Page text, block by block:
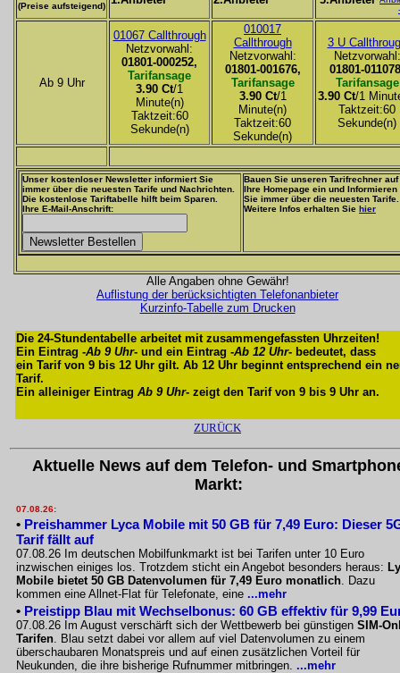
(Preise aufsteigend)
Ab 9 Uhr
01067 Callthrough
Netzvorwahl:
01801-000252,
Tarifansage
3.90 Ct/1
Minute(n)
Taktzeit:60
Sekunde(n)
010017
Callthrough
Netzvorwahl:
01801-001676,
Tarifansage
3.90 Ct/1
Minute(n)
Taktzeit:60
Sekunde(n)
3 U
Netzvorwahl:
01801-
Tarifansage
3.90 Ct/1
Taktzeit:60
Sekunde(n)
Unser kostenloser Newsletter informiert Sie
immer über die neuesten Tarife und Nachrichten.
Die kostenlose Tariftabelle hilft beim Sparen.
Ihre E-Mail-Anschrift:
Bauen Sie unseren Tarifrechner auf
Ihre Homepage ein und Informieren
Sie immer über die neuesten Tarife.
Weitere Infos erhalten Sie hier
Alle Angaben ohne Gewähr!
Auflistung der berücksichtigten Telefonanbieter
Kurzinfo-Tabelle zum Drucken
Die 24-Stundentabelle arbeitet mit zusammengefassten Uhrzeiten!
Ein Eintrag -Ab 9 Uhr- und ein Eintrag -Ab 12 Uhr- bedeutet, dass
ein Tarif von 9 bis 12 Uhr gilt. Ab 12 Uhr beginnt entsprechend ein
Tarif.
Ein alleiniger Eintrag Ab 9 Uhr- zeigt den Tarif von 9 bis 9 Uhr an.
ZURÜCK
Aktuelle News auf dem Telefon- und
Markt:
07.08.26:
• Preishammer Lyca Mobile mit 50 GB für 7,49 Euro: Dieser
Tarif fällt auf
07.08.26 Im deutschen Mobilfunkmarkt ist bei Tarifen unter 10 Euro
inzwischen einiges los. Trotzdem sticht ein Angebot besonders heraus:
Mobile bietet 50 GB Datenvolumen für 7,49 Euro monatlich. Dazu
kommen eine Allnet-Flat für Telefonate, eine ...mehr
• Preistipp Blau mit Wechselbonus: 60 GB effektiv für 9,99
07.08.26 Im August verschärft sich der Wettbewerb bei günstigen SIM-
Tarifen. Blau setzt dabei vor allem auf viel Datenvolumen zu einem
überschaubaren Monatspreis und auf einen zusätzlichen Vorteil für
Neukunden, die ihre bisherige Rufnummer mitbringen. ...mehr